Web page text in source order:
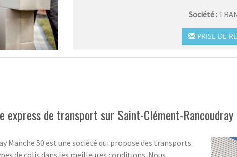
Société :
PRISE DE
express de transport sur Saint-Clément-Rancoudray
Manche 50 est une société qui propose des transports
de colis dans les meilleures conditions. Nous